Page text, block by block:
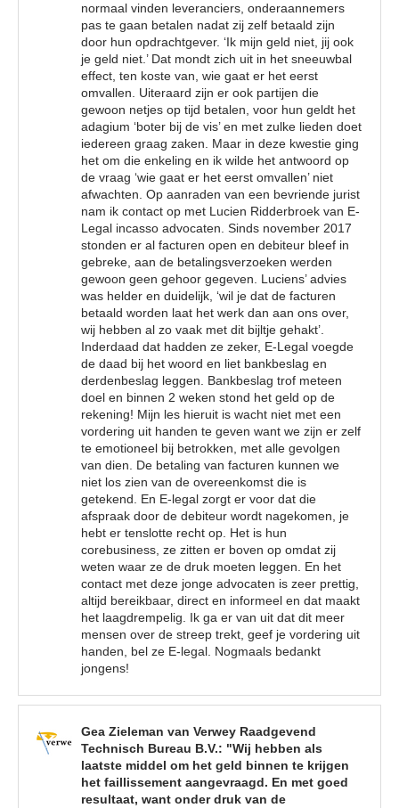
normaal vinden leveranciers, onderaannemers
pas te gaan betalen nadat zij zelf betaald zijn
door hun opdrachtgever. ‘Ik mijn geld niet, jij ook
je geld niet.’ Dat mondt zich uit in het sneeuwbal
effect, ten koste van, wie gaat er het eerst
omvallen. Uiteraard zijn er ook partijen die
gewoon netjes op tijd betalen, voor hun geldt het
adagium ‘boter bij de vis’ en met zulke lieden doet
iedereen graag zaken. Maar in deze kwestie ging
het om die enkeling en ik wilde het antwoord op
de vraag ‘wie gaat er het eerst omvallen’ niet
afwachten. Op aanraden van een bevriende jurist
nam ik contact op met Lucien Ridderbroek van E-
Legal incasso advocaten. Sinds november 2017
stonden er al facturen open en debiteur bleef in
gebreke, aan de betalingsverzoeken werden
gewoon geen gehoor gegeven. Luciens’ advies
was helder en duidelijk, ‘wil je dat de facturen
betaald worden laat het werk dan aan ons over,
wij hebben al zo vaak met dit bijltje gehakt’.
Inderdaad dat hadden ze zeker, E-Legal voegde
de daad bij het woord en liet bankbeslag en
derdenbeslag leggen. Bankbeslag trof meteen
doel en binnen 2 weken stond het geld op de
rekening! Mijn les hieruit is wacht niet met een
vordering uit handen te geven want we zijn er zelf
te emotioneel bij betrokken, met alle gevolgen
van dien. De betaling van facturen kunnen we
niet los zien van de overeenkomst die is
getekend. En E-legal zorgt er voor dat die
afspraak door de debiteur wordt nagekomen, je
hebt er tenslotte recht op. Het is hun
corebusiness, ze zitten er boven op omdat zij
weten waar ze de druk moeten leggen. En het
contact met deze jonge advocaten is zeer prettig,
altijd bereikbaar, direct en informeel en dat maakt
het laagdrempelig. Ik ga er van uit dat dit meer
mensen over de streep trekt, geef je vordering uit
handen, bel ze E-legal. Nogmaals bedankt
jongens!
Gea Zieleman van Verwey Raadgevend
Technisch Bureau B.V.: "Wij hebben als
laatste middel om het geld binnen te krijgen
het faillissement aangevraagd. En met goed
resultaat, want onder druk van de